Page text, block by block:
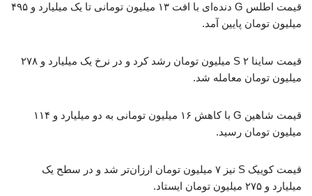
قیمت اطلس G دنده‌ای با افت ۱۳ میلیون تومانی تا یک میلیارد و ۴۹۵
میلیون تومان پایین آمد.
قیمت ساینا S ۲ میلیون تومان رشد کرد و در نرخ یک میلیارد و ۲۷۸
میلیون تومان معامله شد.
قیمت شاهین G با کاهش ۱۶ میلیون تومانی به دو میلیارد و ۱۱۴
میلیون تومان رسید.
قیمت کوییک S نیز ۷ میلیون تومان ارزان‌تر شد و در سطح یک
میلیارد و ۲۷۵ میلیون تومان ایستاد.